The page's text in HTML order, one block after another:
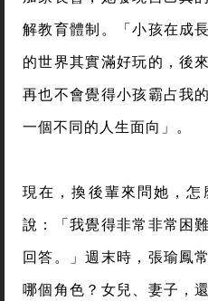
解教育體制。「小孩在成
的世界其實滿好玩的，後
再也不會覺得小孩霸占我
一個不同的人生面向」。
現在，換後輩來問她，
說：「我覺得非常非常困
回答。」週末時，張瑜鳳
哪個角色？女兒、妻子，